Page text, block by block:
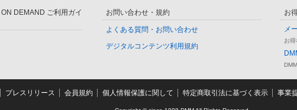
DEMAND ご利用ガイ
お問い合わせ・規約
よくある質問・お問い合わせ
デジタルコンテンツ利用規約
お
メ
お得
プレスリリース 会員規約 個人情報保護に関して 特定商取引法に基づく表示 事業